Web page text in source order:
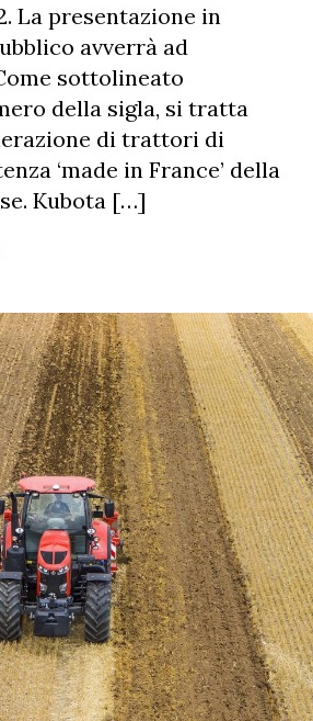
La presentazione in
avverrà ad
sottolineato
della sigla, si tratta
di trattori di
‘made in France’ della
Kubota […]